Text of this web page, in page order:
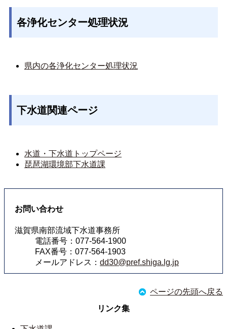
各浄化センター処理状況
県内の各浄化センター処理状況
下水道関連ページ
水道・下水道トップページ
琵琶湖環境部下水道課
お問い合わせ
滋賀県南部流域下水道事務所
電話番号：077-564-1900
FAX番号：077-564-1903
メールアドレス： dd30@pref.shiga.lg.jp
ページの先頭へ戻る
リンク集